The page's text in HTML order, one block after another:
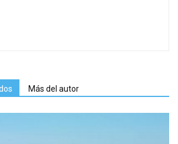
Más del autor